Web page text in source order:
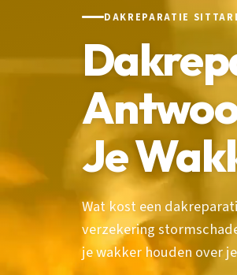
DAKREPARATIE
Je
Wat kost een
verzekering
je wakker houden over